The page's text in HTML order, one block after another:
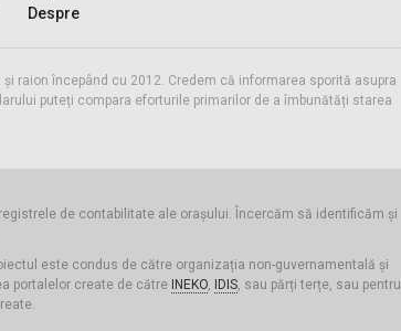
Despre
raion începând cu 2012. Credem că informarea sporită asupra
puteți compara eforturile primarilor de a îmbunătăți starea
de contabilitate ale orașului. Încercăm să identificăm și
este condus de către organizația non-guvernamentală și
portalelor create de către INEKO, IDIS, sau părți terțe, sau pentru